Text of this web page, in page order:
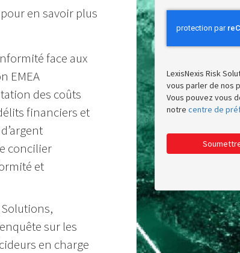
en savoir plus
face aux
EMEA
des coûts
financiers et
concilier
et
sur les
en charge
LexisNexis Risk
vous parler de nos
Vous pouvez vous
notre centre de